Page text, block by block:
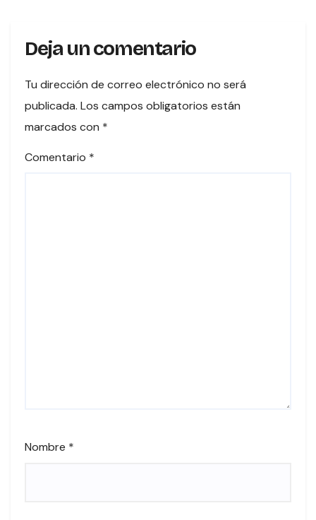
Deja un comentario
Tu dirección de correo electrónico no será
publicada. Los campos obligatorios están
marcados con *
Comentario *
Nombre *